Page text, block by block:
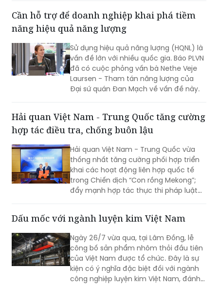
bộ chuỗi cung ứng.
Cần hỗ trợ để doanh nghiệp khai phá tiềm
năng hiệu quả năng lượng
Sử dụng hiệu quả năng lượng (HQNL) là
vấn đề lớn với nhiều quốc gia. Báo PLVN
đã có cuộc phỏng vấn bà Nethe Veje
Laursen - Tham tán năng lượng của
Đại sứ quán Đan Mạch về vấn đề này.
Hải quan Việt Nam - Trung Quốc tăng cường
hợp tác điều tra, chống buôn lậu
Hải quan Việt Nam - Trung Quốc vừa
thống nhất tăng cường phối hợp triển
khai các hoạt động liên hợp quốc tế
trong Chiến dịch “Con rồng Mekong”;
đẩy mạnh hợp tác thực thi pháp luật
trái phép hàng hóa qua biên giới; đấu
tranh với các loại tội phạm về ma túy,
tiền chất, động vật hoang dã và sản
phẩm động vật nguy cấp, quý, hiếm,
chất nổ dân dụng, hàng hóa lưỡng
dụng, thuốc lá và các hành vi xâm
phạm quyền sở hữu trí tuệ.
Dấu mốc với ngành luyện kim Việt Nam
Ngày 26/7 vừa qua, tại Lâm Đồng, lễ
công bố sản phẩm nhôm thỏi đầu tiên
của Việt Nam được tổ chức. Đây là sự
kiện có ý nghĩa đặc biệt đối với ngành
công nghiệp luyện kim Việt Nam, đánh